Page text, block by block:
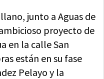
en
en
junto a Aguas de
proyecto de
en la calle San
están en su fase
Pelayo y la